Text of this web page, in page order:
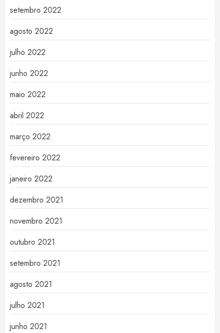
setembro 2022
agosto 2022
julho 2022
junho 2022
maio 2022
abril 2022
março 2022
fevereiro 2022
janeiro 2022
dezembro 2021
novembro 2021
outubro 2021
setembro 2021
agosto 2021
julho 2021
junho 2021